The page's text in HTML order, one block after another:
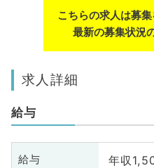
こちらの求人は募集
最新の募集状況
求人詳細
給与
給与 年収